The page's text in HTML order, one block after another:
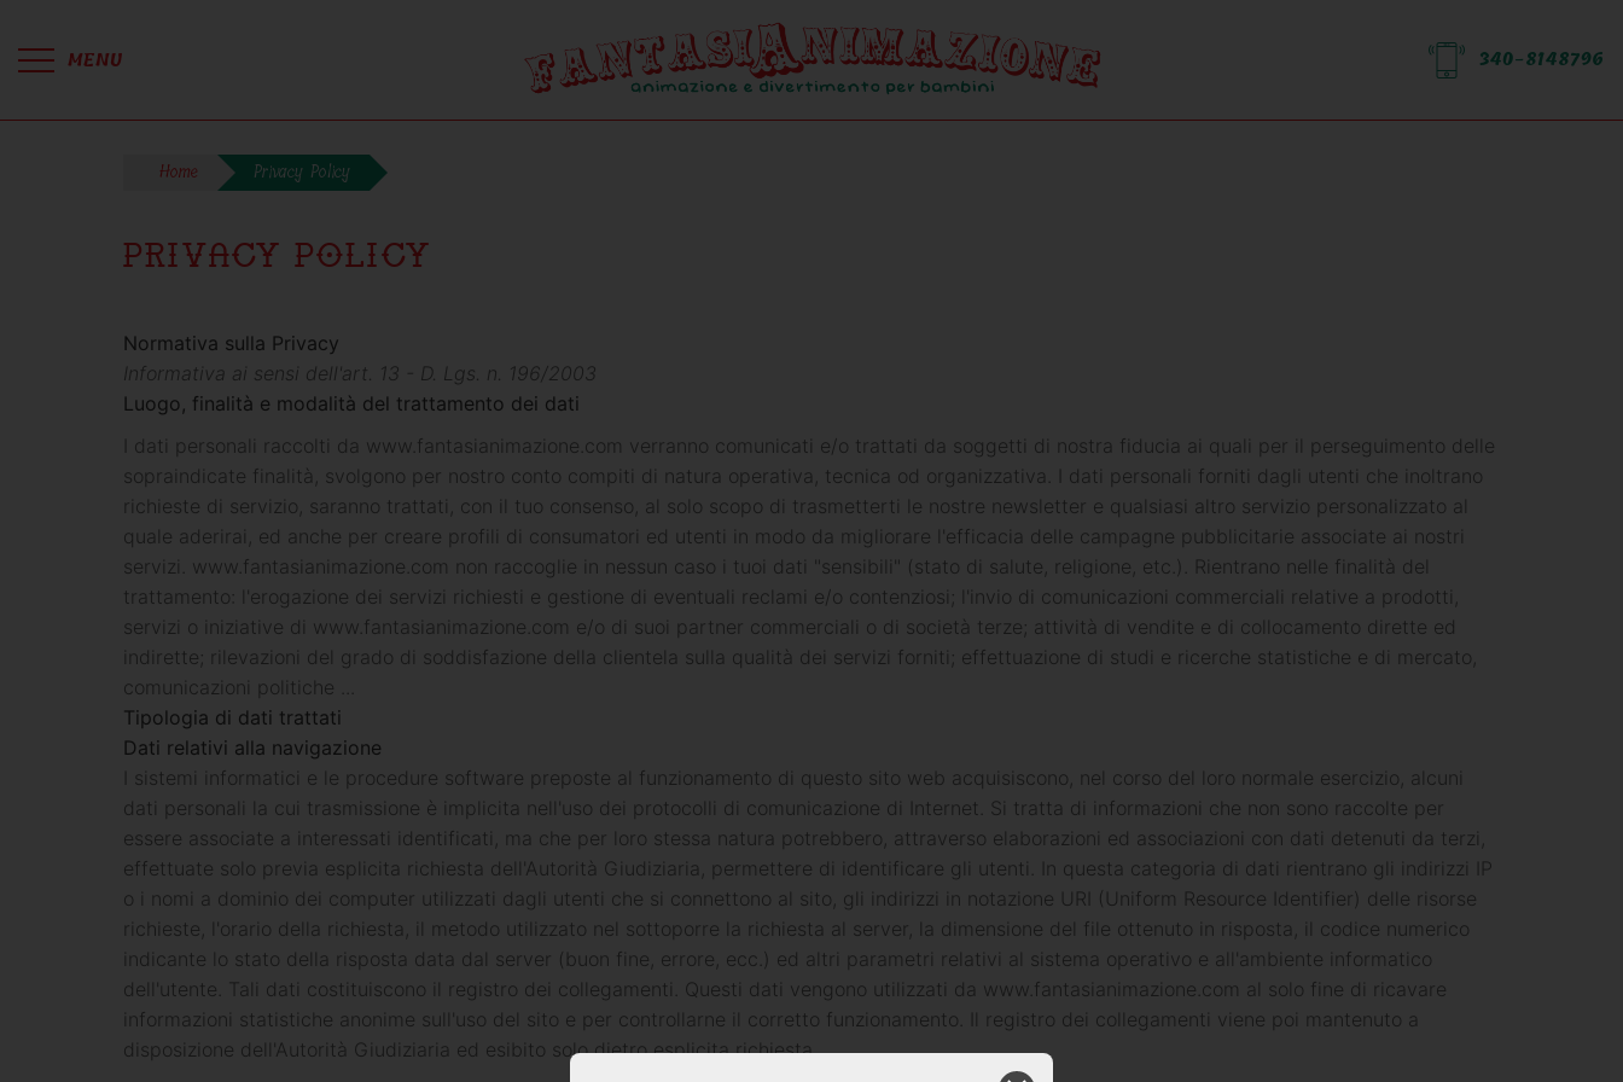
MENU 340-8148796
Home Privacy Policy
Privacy Policy
Normativa sulla Privacy
Informativa ai sensi dell'art. 13 - D. Lgs. n. 196/2003
Luogo, finalità e modalità del trattamento dei dati
I dati personali raccolti da www.fantasianimazione.com verranno comunicati e/o trattati da soggetti di nostra fiducia ai quali per il perseguimento delle
sopraindicate finalità, svolgono per nostro conto compiti di natura operativa, tecnica od organizzativa. I dati personali forniti dagli utenti che inoltrano
richieste di servizio, saranno trattati, con il tuo consenso, al solo scopo di trasmetterti le nostre newsletter e qualsiasi altro servizio personalizzato al
quale aderirai, ed anche per creare profili di consumatori ed utenti in modo da migliorare l'efficacia delle campagne pubblicitarie associate ai nostri
servizi. www.fantasianimazione.com non raccoglie in nessun caso i tuoi dati "sensibili" (stato di salute, religione, etc.). Rientrano nelle finalità del
trattamento: l'erogazione dei servizi richiesti e gestione di eventuali reclami e/o contenziosi; l'invio di comunicazioni commerciali relative a prodotti,
servizi o iniziative di www.fantasianimazione.com e/o di suoi partner commerciali o di società terze; attività di vendite e di collocamento dirette ed
indirette; rilevazioni del grado di soddisfazione della clientela sulla qualità dei servizi forniti; effettuazione di studi e ricerche statistiche e di mercato,
comunicazioni politiche ...
Tipologia di dati trattati
Dati relativi alla navigazione
I sistemi informatici e le procedure software preposte al funzionamento di questo sito web acquisiscono, nel corso del loro normale esercizio, alcuni
dati personali la cui trasmissione è implicita nell'uso dei protocolli di comunicazione di Internet. Si tratta di informazioni che non sono raccolte per
essere associate a interessati identificati, ma che per loro stessa natura potrebbero, attraverso elaborazioni ed associazioni con dati detenuti da terzi,
effettuate solo previa esplicita richiesta dell'Autorità Giudiziaria, permettere di identificare gli utenti. In questa categoria di dati rientrano gli indirizzi IP
o i nomi a dominio dei computer utilizzati dagli utenti che si connettono al sito, gli indirizzi in notazione URI (Uniform Resource Identifier) delle risorse
richieste, l'orario della richiesta, il metodo utilizzato nel sottoporre la richiesta al server, la dimensione del file ottenuto in risposta, il codice numerico
indicante lo stato della risposta data dal server (buon fine, errore, ecc.) ed altri parametri relativi al sistema operativo e all'ambiente informatico
dell'utente. Tali dati costituiscono il registro dei collegamenti. Questi dati vengono utilizzati da www.fantasianimazione.com al solo fine di ricavare
informazioni statistiche anonime sull'uso del sito e per controllarne il corretto funzionamento. Il registro dei collegamenti viene poi mantenuto a
disposizione dell'Autorità Giudiziaria ed esibito solo dietro esplicita richiesta.